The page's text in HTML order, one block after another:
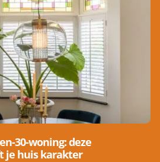
30-woning: deze
je huis karakter